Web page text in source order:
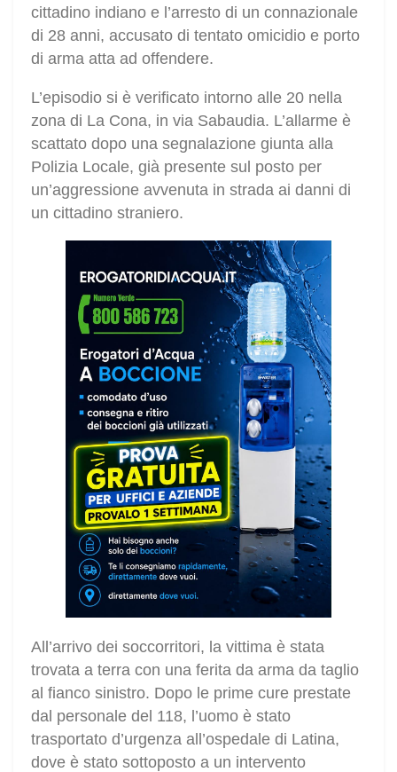
cittadino indiano e l’arresto di un connazionale
di 28 anni, accusato di tentato omicidio e porto
di arma atta ad offendere.
L’episodio si è verificato intorno alle 20 nella
zona di La Cona, in via Sabaudia. L’allarme è
scattato dopo una segnalazione giunta alla
Polizia Locale, già presente sul posto per
un’aggressione avvenuta in strada ai danni di
un cittadino straniero.
All’arrivo dei soccorritori, la vittima è stata
trovata a terra con una ferita da arma da taglio
al fianco sinistro. Dopo le prime cure prestate
dal personale del 118, l’uomo è stato
trasportato d’urgenza all’ospedale di Latina,
dove è stato sottoposto a un intervento